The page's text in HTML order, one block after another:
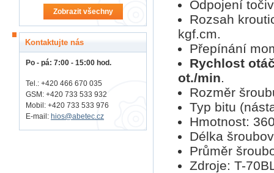
Odpojení
Rozsah
kgf.cm.
Přepínání
Rychlost
ot./min
Rozměr
Typ bitu
Hmotnost:
Délka
Průměr
Zdroje: T-
Zobrazit všechny
Kontaktujte nás
Po - pá: 7:00 - 15:00 hod.
Tel.: +420 466 670 035
GSM: +420 733 533 932
Mobil: +420 733 533 976
E-mail: hios@abetec.cz